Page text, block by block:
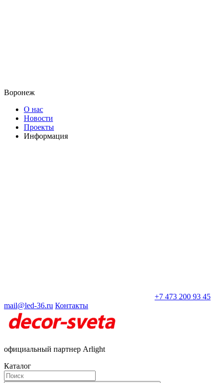
Воронеж
О нас
Новости
Проекты
Информация
+7 473 200 93 45
mail@led-36.ru Контакты
официальный партнер Arlight
Каталог